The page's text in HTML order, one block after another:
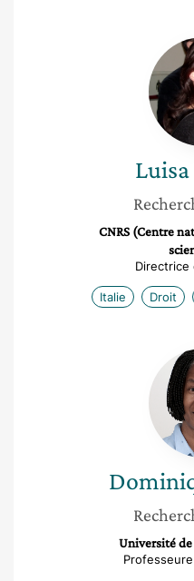
Luisa
CNRS (Centre
Directrice
Italie Droit
Université